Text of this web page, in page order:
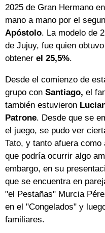
2025 de Gran Hermano
mano a mano por el
Apóstolo. La modelo de
de Jujuy, fue quien
obtener el 25,5%.
Desde el comienzo de
grupo con Santiago, el
también estuvieron
Patrone. Desde que se
el juego, se pudo ver
Tato, y tanto afuera
que podría ocurrir algo
embargo, en su
que se encuentra en
"el Pestañas" Murcia
en el "Congelados" y
familiares.